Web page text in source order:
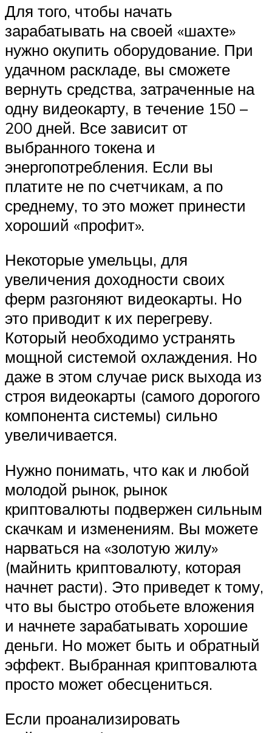
Для того, чтобы начать
зарабатывать на своей «шахте»
нужно окупить оборудование. При
удачном раскладе, вы сможете
вернуть средства, затраченные на
одну видеокарту, в течение 150 –
200 дней. Все зависит от
выбранного токена и
энергопотребления. Если вы
платите не по счетчикам, а по
среднему, то это может принести
хороший «профит».
Некоторые умельцы, для
увеличения доходности своих
ферм разгоняют видеокарты. Но
это приводит к их перегреву.
Который необходимо устранять
мощной системой охлаждения. Но
даже в этом случае риск выхода из
строя видеокарты (самого дорогого
компонента системы) сильно
увеличивается.
Нужно понимать, что как и любой
молодой рынок, рынок
криптовалюты подвержен сильным
скачкам и изменениям. Вы можете
нарваться на «золотую жилу»
(майнить криптовалюту, которая
начнет расти). Это приведет к тому,
что вы быстро отобьете вложения
и начнете зарабатывать хорошие
деньги. Но может быть и обратный
эффект. Выбранная криптовалюта
просто может обесцениться.
Если проанализировать